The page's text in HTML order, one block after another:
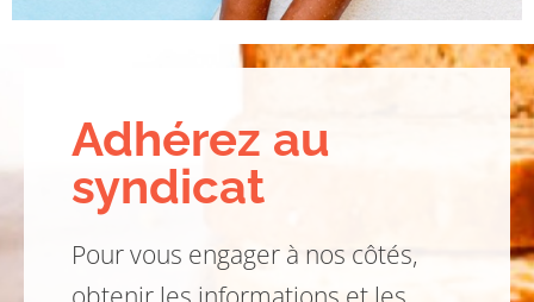
Adhérez au
syndicat
Pour vous engager à nos côtés,